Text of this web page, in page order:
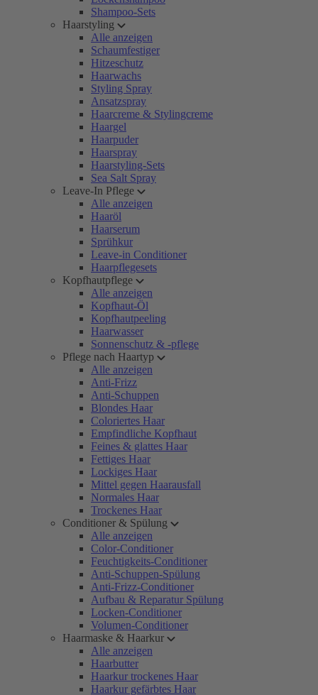
Shampoo-Sets
Haarstyling
Alle anzeigen
Schaumfestiger
Hitzeschutz
Haarwachs
Styling Spray
Ansatzspray
Haarcreme & Stylingcreme
Haargel
Haarpuder
Haarspray
Haarstyling-Sets
Sea Salt Spray
Leave-In Pflege
Alle anzeigen
Haaröl
Haarserum
Sprühkur
Leave-in Conditioner
Haarpflegesets
Kopfhautpflege
Alle anzeigen
Kopfhaut-Öl
Kopfhautpeeling
Haarwasser
Sonnenschutz & -pflege
Pflege nach Haartyp
Alle anzeigen
Anti-Frizz
Anti-Schuppen
Blondes Haar
Coloriertes Haar
Empfindliche Kopfhaut
Feines & glattes Haar
Fettiges Haar
Lockiges Haar
Mittel gegen Haarausfall
Normales Haar
Trockenes Haar
Conditioner & Spülung
Alle anzeigen
Color-Conditioner
Feuchtigkeits-Conditioner
Anti-Schuppen-Spülung
Anti-Frizz-Conditioner
Aufbau & Reparatur Spülung
Locken-Conditioner
Volumen-Conditioner
Haarmaske & Haarkur
Alle anzeigen
Haarbutter
Haarkur trockenes Haar
Haarkur gefärbtes Haar